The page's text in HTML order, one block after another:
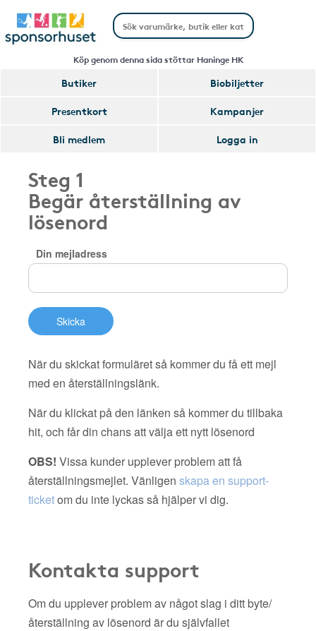
Köp genom denna sida stöttar Haninge HK
Butiker
Biobiljetter
Presentkort
Kampanjer
Bli medlem
Logga in
Steg 1
Begär återställning av
lösenord
Din mejladress
Skicka
När du skickat formuläret så kommer du få ett mejl
med en återställningslänk.
När du klickat på den länken så kommer du tillbaka
hit, och får din chans att välja ett nytt lösenord
OBS! Vissa kunder upplever problem att få
återställningsmejlet. Vänligen skapa en support-
ticketom du inte lyckas så hjälper vi dig.
Kontakta support
Om du upplever problem av något slag i ditt byte/
återställning av lösenord är du självfallet